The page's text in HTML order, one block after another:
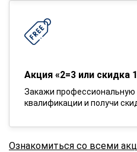
Акция «2=3 или скидка
Закажи профессиональную
квалификации и получи
Ознакомиться со всеми